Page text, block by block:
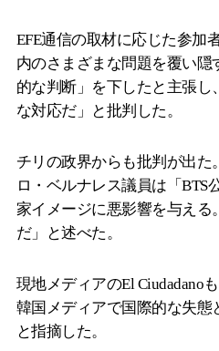
EFE通信の取材に応じた参加
内のさまざまな問題を覆い
的な判断」を下したと主張
な対応だ」と批判した。
チリの政界からも批判が出た
ロ・ベルナレス議員は「BTS
家イメージに悪影響を与える
だ」と述べた。
現地メディアのEl Ciudadano
韓国メディアで国際的な失態
と指摘した。